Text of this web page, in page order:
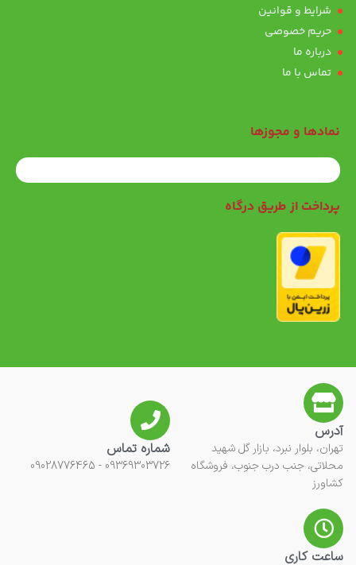
شرایط و قوانین
حریم خصوصی
درباره ما
تماس با ما
نمادها و مجوزها
پرداخت از طریق درگاه
آدرس
تهران، بلوار نبرد، بازار گل شهید
محلاتی، جنب درب جنوب، فروشگاه
کشاورز
شماره تماس
09369303726 - 09028776465
ساعت کاری